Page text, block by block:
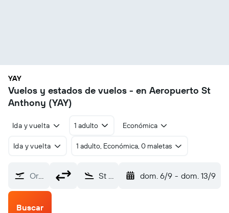
YAY
Vuelos y estados de vuelos - en Aeropuerto St
Anthony (YAY)
Ida y vuelta 1 adulto Económica
Ida y vuelta 1 adulto, Económica, 0 maletas
Origen St Anthony (YAY) dom. 6/9 - dom. 13/9
Buscar